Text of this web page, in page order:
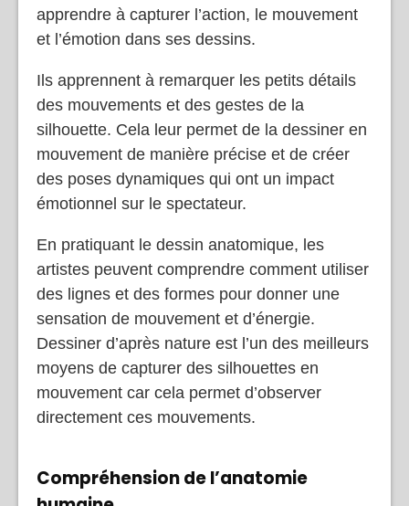
apprendre à capturer l’action, le mouvement
et l’émotion dans ses dessins.
Ils apprennent à remarquer les petits détails
des mouvements et des gestes de la
silhouette. Cela leur permet de la dessiner en
mouvement de manière précise et de créer
des poses dynamiques qui ont un impact
émotionnel sur le spectateur.
En pratiquant le dessin anatomique, les
artistes peuvent comprendre comment utiliser
des lignes et des formes pour donner une
sensation de mouvement et d’énergie.
Dessiner d’après nature est l’un des meilleurs
moyens de capturer des silhouettes en
mouvement car cela permet d’observer
directement ces mouvements.
Compréhension de l’anatomie